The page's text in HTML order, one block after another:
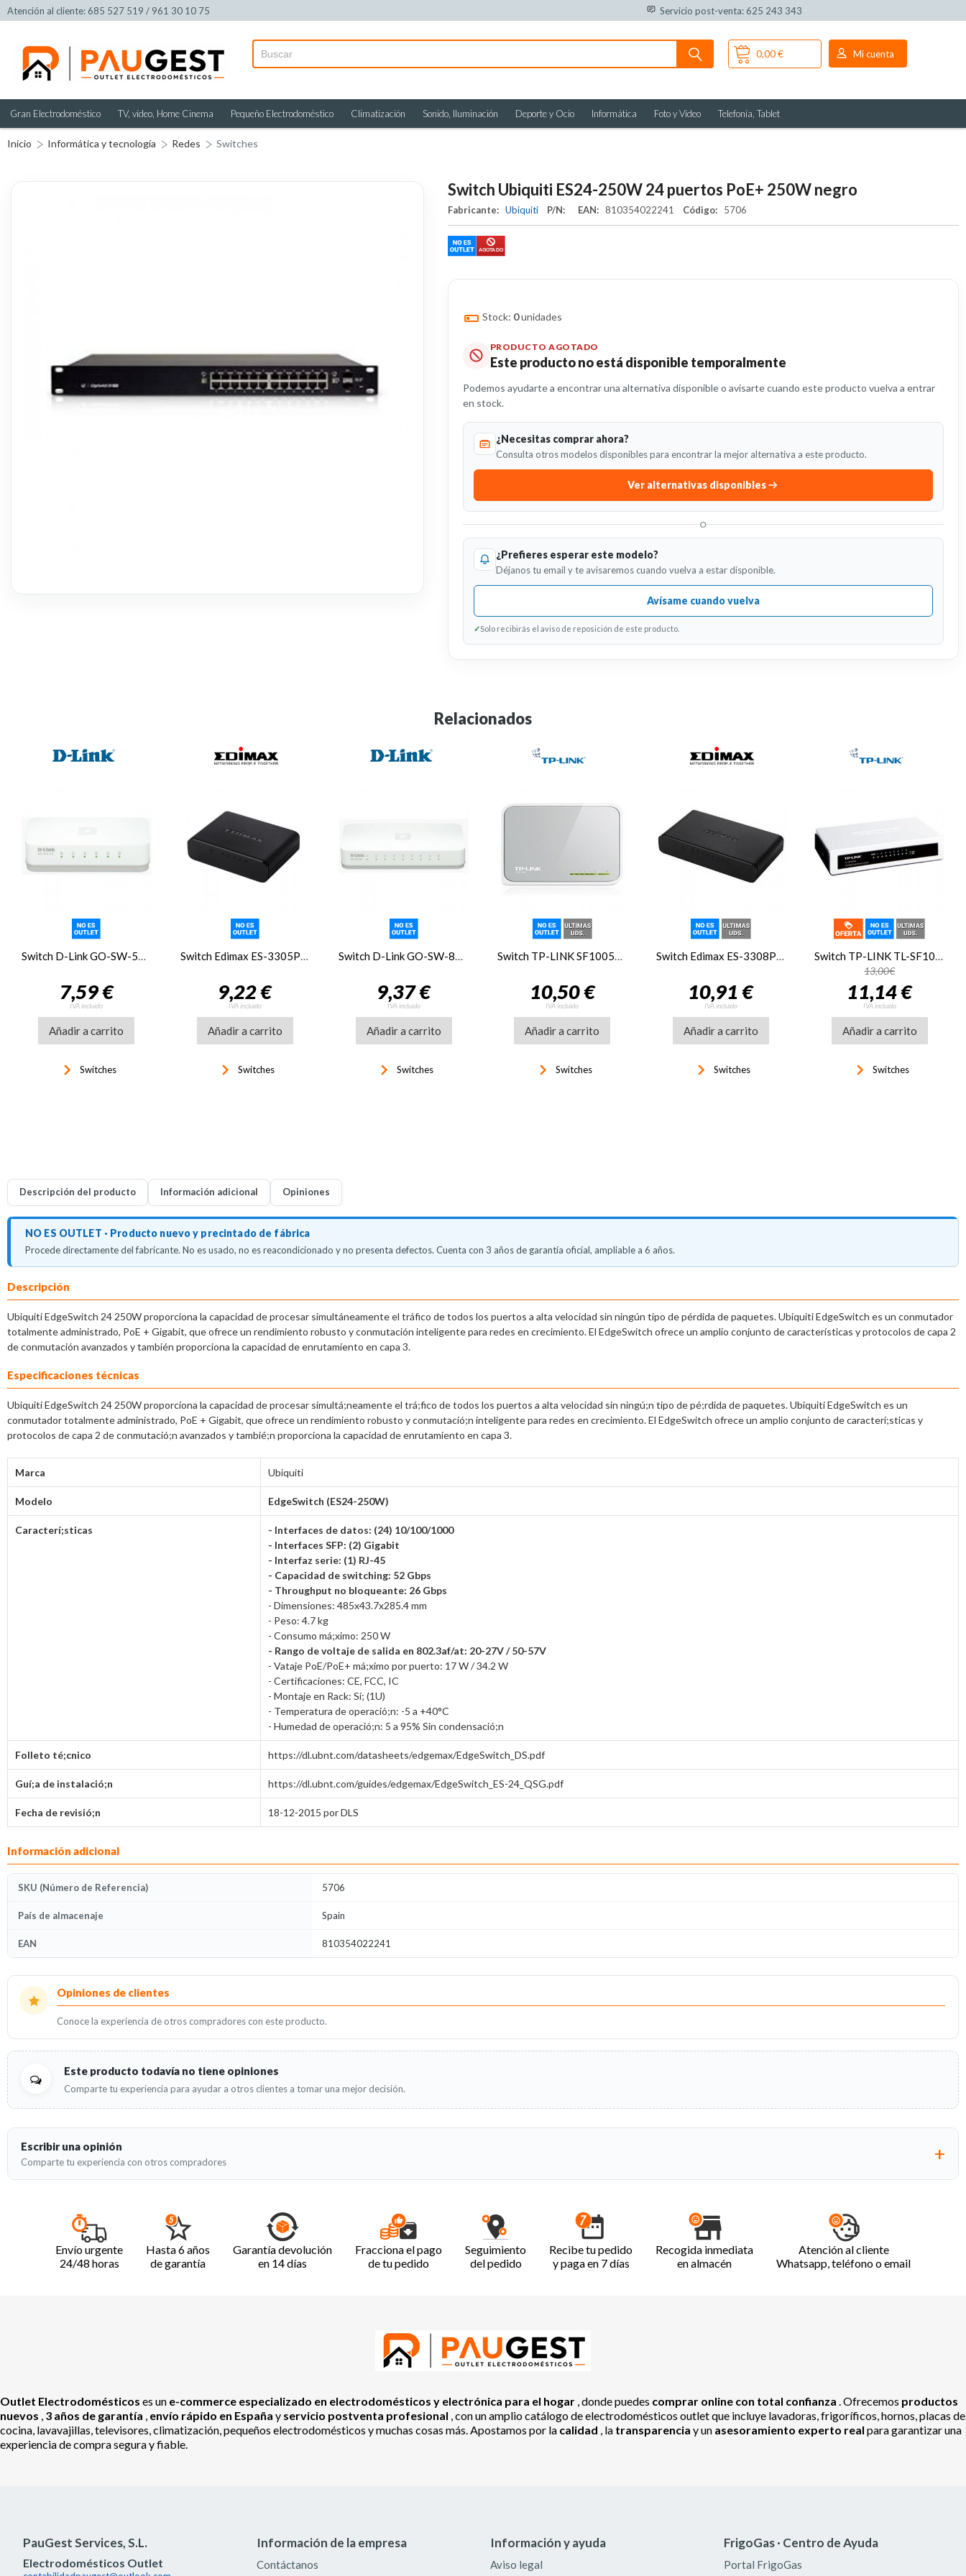
Atención al cliente: 685 527 519 / 961 30 10 75 Servicio post-venta: 625 243 343
0,00 € Mi cuenta
Gran Electrodoméstico TV, vídeo, Home Cinema Pequeño Electrodoméstico Climatización Sonido, Iluminación Deporte y Ocio Informática Foto y Vídeo Telefonía, Tablet
Inicio Informática y tecnología Redes Switches
Switch Ubiquiti ES24-250W 24 puertos PoE+ 250W negro
Fabricante: Ubiquiti P/N: EAN: 810354022241 Código: 5706
Stock: 0unidades
PRODUCTO AGOTADO
Este producto no está disponible temporalmente
Podemos ayudarte a encontrar una alternativa disponible o avisarte cuando este producto vuelva a entrar
en stock.
¿Necesitas comprar ahora?
Consulta otros modelos disponibles para encontrar la mejor alternativa a este producto.
Ver alternativas disponibles
O
¿Prefieres esperar este modelo?
Déjanos tu email y te avisaremos cuando vuelva a estar disponible.
Avísame cuando vuelva
✓Solo recibirás el aviso de reposición de este producto.
Relacionados
Switch D-Link GO-SW-5E 5p 10/100Mbps verde
7,59 €
IVA incluido
Añadir a carrito
keyboard_arrow_right Switches
Switch Edimax ES-3305P Switch 5p 10/100Mbps RJ45 verde
9,22 €
IVA incluido
Añadir a carrito
keyboard_arrow_right Switches
Switch D-Link GO-SW-8E Switch 8p 10/100Mbps verde
9,37 €
IVA incluido
Añadir a carrito
keyboard_arrow_right Switches
Switch TP-LINK SF1005D 5P 10/100Mb mini pl
10,50 €
IVA incluido
Añadir a carrito
keyboard_arrow_right Switches
Switch Edimax ES-3308P Switch 8p 10/100M Auto MDI-X verde
10,91 €
IVA incluido
Añadir a carrito
keyboard_arrow_right Switches
Switch TP-LINK TL-SF1008D 8p 10/100M mini pl
13,00€
11,14 €
IVA incluido
Añadir a carrito
keyboard_arrow_right Switches
Descripción del producto Información adicional Opiniones
NO ES OUTLET · Producto nuevo y precintado de fábrica
Procede directamente del fabricante. No es usado, no es reacondicionado y no presenta defectos. Cuenta con 3 años de garantía oficial, ampliable a 6 años.
Descripción
Ubiquiti EdgeSwitch 24 250W proporciona la capacidad de procesar simultáneamente el tráfico de todos los puertos a alta velocidad sin ningún tipo de pérdida de paquetes. Ubiquiti EdgeSwitch es un conmutador
totalmente administrado, PoE + Gigabit, que ofrece un rendimiento robusto y conmutación inteligente para redes en crecimiento. El EdgeSwitch ofrece un amplio conjunto de características y protocolos de capa 2
de conmutación avanzados y también proporciona la capacidad de enrutamiento en capa 3.
Especificaciones técnicas
Ubiquiti EdgeSwitch 24 250W proporciona la capacidad de procesar simultá;neamente el trá;fico de todos los puertos a alta velocidad sin ningú;n tipo de pé;rdida de paquetes. Ubiquiti EdgeSwitch es un
conmutador totalmente administrado, PoE + Gigabit, que ofrece un rendimiento robusto y conmutació;n inteligente para redes en crecimiento. El EdgeSwitch ofrece un amplio conjunto de caracterí;sticas y
protocolos de capa 2 de conmutació;n avanzados y tambié;n proporciona la capacidad de enrutamiento en capa 3.
Marca Ubiquiti
Modelo EdgeSwitch (ES24-250W)
Caracterí;sticas
- Interfaces de datos: (24) 10/100/1000
- Interfaces SFP: (2) Gigabit
- Interfaz serie: (1) RJ-45
- Capacidad de switching: 52 Gbps
- Throughput no bloqueante: 26 Gbps
- Dimensiones: 485x43.7x285.4 mm
- Peso: 4.7 kg
- Consumo má;ximo: 250 W
- Rango de voltaje de salida en 802.3af/at: 20-27V / 50-57V
- Vataje PoE/PoE+ má;ximo por puerto: 17 W / 34.2 W
- Certificaciones: CE, FCC, IC
- Montaje en Rack: Sí; (1U)
- Temperatura de operació;n: -5 a +40°C
- Humedad de operació;n: 5 a 95% Sin condensació;n
Folleto té;cnico https://dl.ubnt.com/datasheets/edgemax/EdgeSwitch_DS.pdf
Guí;a de instalació;n https://dl.ubnt.com/guides/edgemax/EdgeSwitch_ES-24_QSG.pdf
Fecha de revisió;n 18-12-2015 por DLS
Información adicional
SKU (Número de Referencia) 5706
País de almacenaje Spain
EAN 810354022241
Opiniones
Opiniones de clientes
Conoce la experiencia de otros compradores con este producto.
Este producto todavía no tiene opiniones
Comparte tu experiencia para ayudar a otros clientes a tomar una mejor decisión.
Escribir una opinión
Comparte tu experiencia con otros compradores
Envío urgente
24/48 horas
Hasta 6 años
de garantía
Garantía devolución
en 14 días
Fracciona el pago
de tu pedido
Seguimiento
del pedido
Recibe tu pedido
y paga en 7 días
Recogida inmediata
en almacén
Atención al cliente
Whatsapp, teléfono o email
Outlet Electrodomésticos es un e-commerce especializado en electrodomésticos y electrónica para el hogar , donde puedes comprar online con total confianza . Ofrecemos productos
nuevos , 3 años de garantía , envío rápido en España y servicio postventa profesional , con un amplio catálogo de electrodomésticos outlet que incluye lavadoras, frigoríficos, hornos, placas de
cocina, lavavajillas, televisores, climatización, pequeños electrodomésticos y muchas cosas más. Apostamos por la calidad , la transparencia y un asesoramiento experto real para garantizar una
experiencia de compra segura y fiable.
PauGest Services, S.L.
Electrodomésticos Outlet
Información de la empresa
Contáctanos
Información y ayuda
Aviso legal
FrigoGas · Centro de Ayuda
Portal FrigoGas